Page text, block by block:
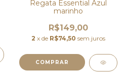
Regata Essential Azul
marinho
R$149,00
2 x de R$74,50 sem juros
COMPRAR